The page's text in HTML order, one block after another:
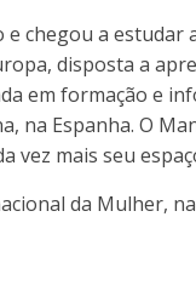
chegou a
disposta a
em formação e
na Espanha. O
vez mais seu
da Mulher,